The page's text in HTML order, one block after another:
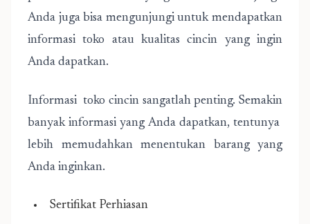
Anda juga bisa mengunjungi untuk mendapatkan
informasi toko atau kualitas cincin yang ingin
Anda dapatkan.
Informasi toko cincin sangatlah penting. Semakin
banyak informasi yang Anda dapatkan, tentunya
lebih memudahkan menentukan barang yang
Anda inginkan.
Sertifikat Perhiasan